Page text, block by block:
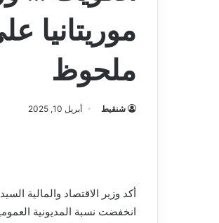
موريتانيا
ملحوظ
شنقيط أبريل 10, 2025
أكد وزير الاقتصاد والمالية
انخفضت نسبة المديونية العمومية الخارجية إلى 40% سنة